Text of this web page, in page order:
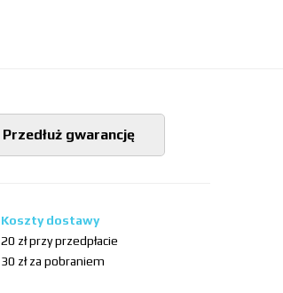
Przedłuż gwarancję
Koszty dostawy
20 zł przy przedpłacie
30 zł za pobraniem